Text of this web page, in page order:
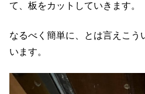
て、板をカットしていきます。
なるべく簡単に、とは言えこう
います。